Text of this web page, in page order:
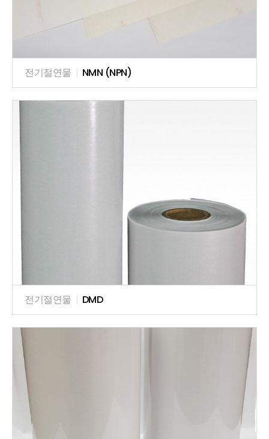
전기절연물 | NMN (NPN)
전기절연물 | DMD